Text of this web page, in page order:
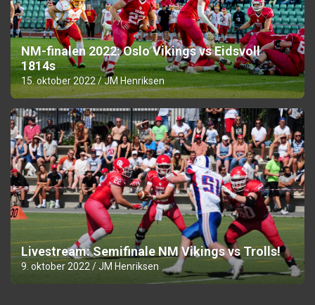
NM-finalen 2022: Oslo Vikings vs Eidsvoll
1814s
15. oktober 2022 JM Henriksen
Livestream: Semifinale NM Vikings vs Trolls!
9. oktober 2022 JM Henriksen